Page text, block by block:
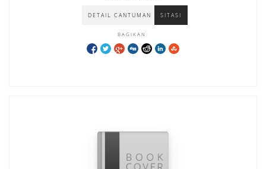
DETAIL CANTUMAN SITASI
BAGIKAN: